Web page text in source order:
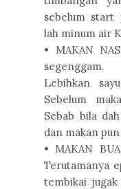
sebelum start
lah minum air
• MAKAN
segenggam.
Lebihkan
Sebelum
Sebab bila
dan makan
• MAKAN
Terutamanya
tembikai